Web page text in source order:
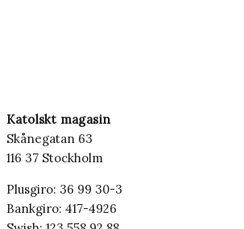
Katolskt magasin
Skånegatan 63
116 37 Stockholm
Plusgiro: 36 99 30-3
Bankgiro: 417-4926